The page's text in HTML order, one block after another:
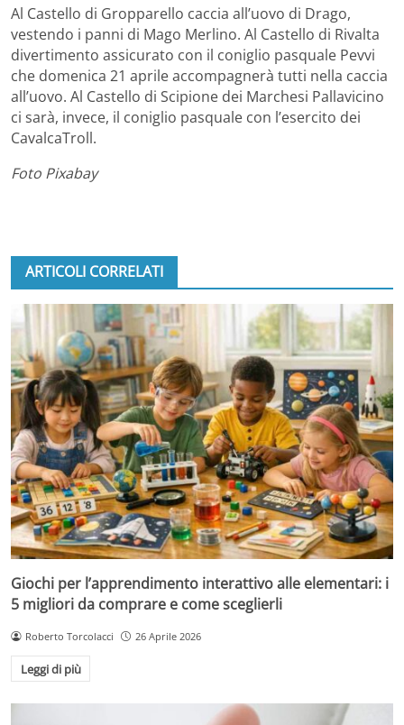
Al Castello di Gropparello caccia all’uovo di Drago,
vestendo i panni di Mago Merlino. Al Castello di Rivalta
divertimento assicurato con il coniglio pasquale Pevvi
che domenica 21 aprile accompagnerà tutti nella caccia
all’uovo. Al Castello di Scipione dei Marchesi Pallavicino
ci sarà, invece, il coniglio pasquale con l’esercito dei
CavalcaTroll.
Foto Pixabay
ARTICOLI CORRELATI
Giochi per l’apprendimento interattivo alle elementari: i
5 migliori da comprare e come sceglierli
Roberto Torcolacci 26 Aprile 2026
Leggi di più